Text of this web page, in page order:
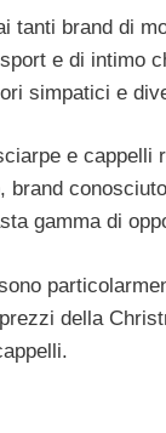
tanti brand di
e di intimo
simpatici e
e cappelli
gamma di
della